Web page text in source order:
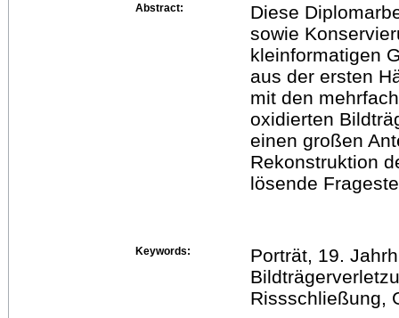
Abstract:
Diese
sowie
kleinformatigen
aus der ersten
mit den
oxidierten
einen großen
Rekonstruktion
lösende
Keywords:
Porträt, 19.
Rissschließung,